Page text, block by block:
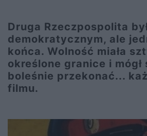
Druga Rzeczpospolita
demokratycznym, ale
końca. Wolność miała
określone granice i mógł
boleśnie przekonać...
filmu.